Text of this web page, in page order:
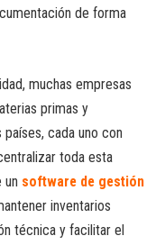
de forma
muchas empresas
primas y
cada uno con
toda esta
un software de gestión
inventarios
técnica y facilitar el